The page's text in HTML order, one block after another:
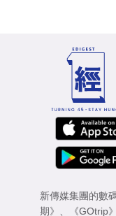
新傳媒集團的數
期》 、 《GOtrip》